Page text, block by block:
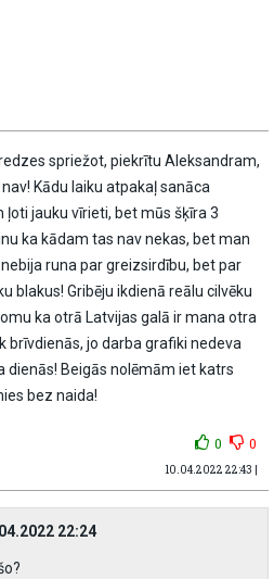
spriežot, piekrītu Aleksandram,
Kādu laiku atpakaļ sanāca
jauku vīrieti, bet mūs šķīra 3
ka kādam tas nav nekas, bet man
runa par greizsirdību, bet par
blakus! Gribēju ikdienā reālu cilvēku
ka otrā Latvijas galā ir mana otra
brīvdienās, jo darba grafiki nedeva
dienās! Beigās nolēmām iet katrs
bez naida!
0 0
10.04.2022 22:43 |
22:24